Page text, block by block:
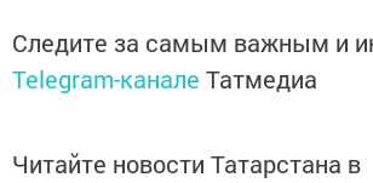
Следите за самым важным и
Telegram-канале Татмедиа
Читайте новости Татарстана в